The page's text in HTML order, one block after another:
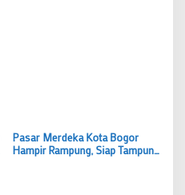
Pasar Merdeka Kota Bogor
Hampir Rampung, Siap Tampung